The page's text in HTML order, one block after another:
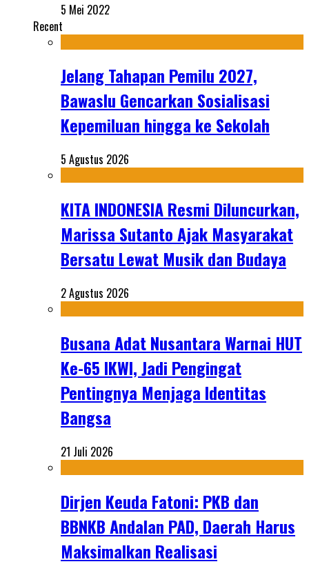
5 Mei 2022
Recent
Jelang Tahapan Pemilu 2027,
Bawaslu Gencarkan Sosialisasi
Kepemiluan hingga ke Sekolah
5 Agustus 2026
KITA INDONESIA Resmi Diluncurkan,
Marissa Sutanto Ajak Masyarakat
Bersatu Lewat Musik dan Budaya
2 Agustus 2026
Busana Adat Nusantara Warnai HUT
Ke-65 IKWI, Jadi Pengingat
Pentingnya Menjaga Identitas
Bangsa
21 Juli 2026
Dirjen Keuda Fatoni: PKB dan
BBNKB Andalan PAD, Daerah Harus
Maksimalkan Realisasi